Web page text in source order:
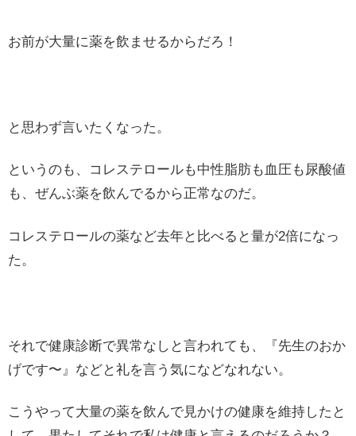
お前が大量に薬を飲ませるからだろ！
と思わず言いたくなった。
というのも、コレステロールも中性脂肪も血圧も尿酸値
も、ぜんぶ薬を飲んでるから正常なのだ。
コレステロールの薬など去年と比べると量が2倍になっ
た。
それで健康診断で異常なしと言われても、『先生のおか
げです〜』などと礼を言う気になどなれない。
こうやって大量の薬を飲んで見かけの健康を維持したと